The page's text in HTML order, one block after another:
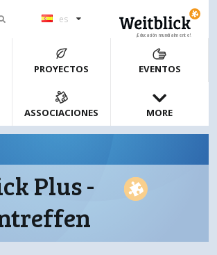
es
¡Educación mundialmente!
PROYECTOS EVENTOS
ASSOCIACIONES MORE
Plus -